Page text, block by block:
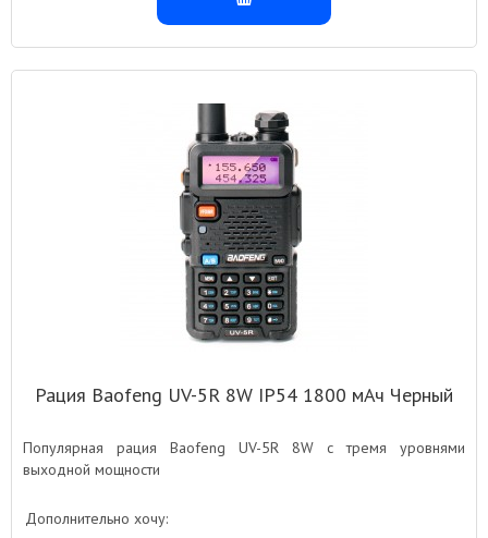
Рация Baofeng UV-5R 8W IP54 1800 мАч Черный
Популярная рация Baofeng UV-5R 8W с тремя уровнями
выходной мощности
Дополнительно хочу: